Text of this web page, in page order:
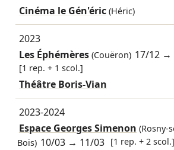
Cinéma le Gén'éric (Héric)
2023
Les Éphémères(Couëron) 17/12 →
[1 rep. + 1 scol.]
Théâtre Boris-Vian
2023-2024
Espace Georges Simenon (Rosny-
Bois) 10/03 → 11/03 [1 rep. + 2 scol.]